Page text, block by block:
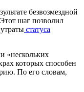
безвозмездной
шаг позволил
статуса
«нескольких
которых способен
По его словам,